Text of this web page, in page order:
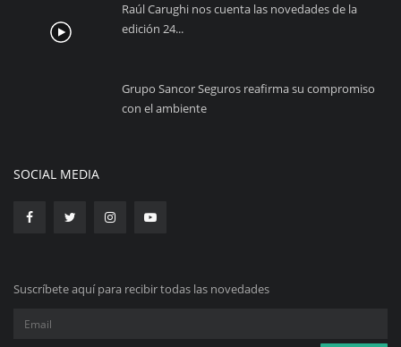
Raúl Carughi nos cuenta las novedades de la
edición 24...
Grupo Sancor Seguros reafirma su compromiso
con el ambiente
SOCIAL MEDIA
Suscríbete aquí para recibir todas las novedades